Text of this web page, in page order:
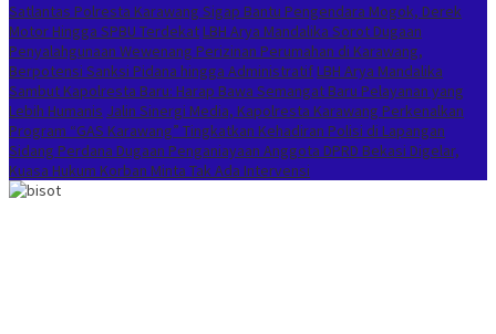
Satlantas Polresta Karawang Sigap Bantu Pengendara Mogok, Derek
Motor Hingga SPBU Terdekat LBH Arya Mandalika Sorot Dugaan
Penyalahgunaan Wewenang Perizinan Perumahan di Karawang,
Berpotensi Sanksi Pidana hingga Administratif LBH Arya Mandalika
Sambut Kapolresta Baru: Harap Bawa Semangat Baru Pelayanan yang
Lebih Humanis Jalin Sinergi Media, Kapolresta Karawang Perkenalkan
Program “GAS Karawang” Tingkatkan Kehadiran Polisi di Lapangan
Sidang Perdana Dugaan Penganiayaan Anggota DPRD Bekasi Digelar,
Kuasa Hukum Korban Minta Tak Ada Intervensi